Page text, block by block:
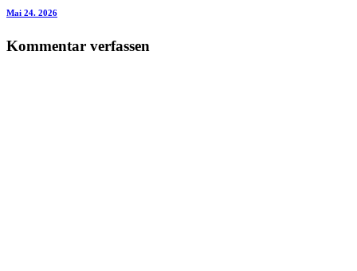
Mai 24. 2026
Kommentar verfassen